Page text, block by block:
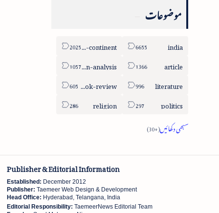
موضوعات
india
sub-continent
article
column-analysis
literature
book-review
politics
religion
Publisher & Editorial Information
Established: December 2012
Publisher: Taemeer Web Design & Development
Head Office: Hyderabad, Telangana, India
Editorial Responsibility: TaemeerNews Editorial Team